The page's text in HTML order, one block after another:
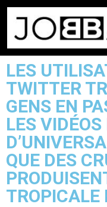
LES
TWITTER
GENS EN
LES
QUE DES
TROPICALE